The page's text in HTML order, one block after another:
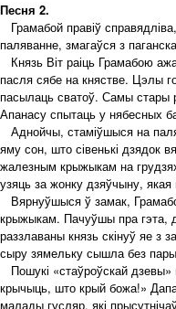
Песня 2.
Грамабой правіў
паляванне, змагаўся з
Князь Віт раіць Грамабою
пасля сябе на княстве. Цэлы
пасылаць сватоў. Самы стары
Апанасу спытаць у нябесных
Аднойчы, стаміўшыся на
яму сон, што сівенькі дзядок
жалезным крыжыкам на
узяць за жонку дзяўчыну, якая
Вярнуўшыся ў замак,
крыжыкам. Пачуўшы пра гэта,
раззлаваны князь скінуў яе
сыру зямельку сышла без
Пошукі «стаўроўскай дзевы»
крычыць, што крый божа!»
малады гусляр, які